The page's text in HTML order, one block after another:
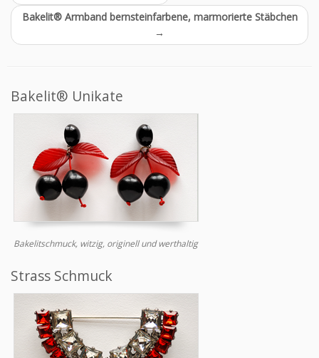
Bakelit® Armband bernsteinfarbene, marmorierte Stäbchen
→
Bakelit® Unikate
Bakelitschmuck, witzig, originell und werthaltig
Strass Schmuck